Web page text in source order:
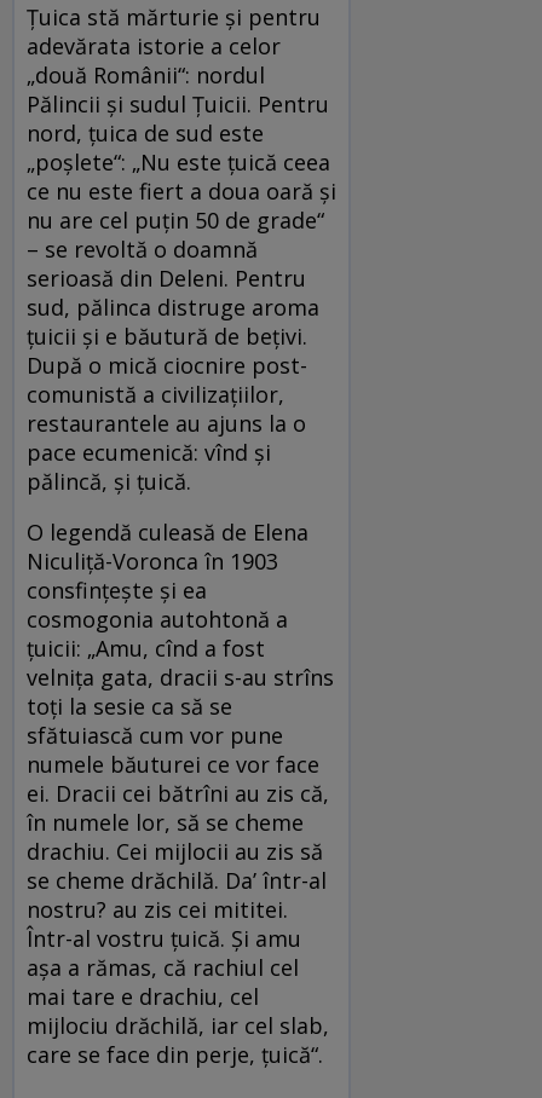
Țuica stă mărturie și pentru
adevărata istorie a celor
„două Românii“: nordul
Pălincii şi sudul Ţuicii. Pentru
nord, țuica de sud este
„poșlete“: „Nu este țuică ceea
ce nu este fiert a doua oară și
nu are cel puțin 50 de grade“
– se revoltă o doamnă
serioasă din Deleni. Pentru
sud, pălinca distruge aroma
țuicii și e băutură de bețivi.
După o mică ciocnire post-
comunistă a civilizațiilor,
restaurantele au ajuns la o
pace ecumenică: vînd și
pălincă, și țuică.
O legendă culeasă de Elena
Niculiţă-Voronca în 1903
consfințește și ea
cosmogonia autohtonă a
țuicii: „Amu, cînd a fost
velniţa gata, dracii s-au strîns
toţi la sesie ca să se
sfătuiască cum vor pune
numele băuturei ce vor face
ei. Dracii cei bătrîni au zis că,
în numele lor, să se cheme
drachiu. Cei mijlocii au zis să
se cheme drăchilă. Da’ într-al
nostru? au zis cei mititei.
Într-al vostru ţuică. Şi amu
aşa a rămas, că rachiul cel
mai tare e drachiu, cel
mijlociu drăchilă, iar cel slab,
care se face din perje, ţuică“.